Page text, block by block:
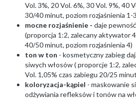
Vol. 3%, 20 Vol. 6%, 30 Vol. 9%, 40
30/40 minut, poziom rozjaśnienia 1-
mocne rozjaśnienie - daje
(proporcja 1:2, zalecany aktywator
40/50 minut, poziom rozjaśnienia 4)
ton w ton - kosmetyczny zabieg
siwych włosów ( proporcje 1:2,
Vol. 1,05% czas zabiegu 20/25
koloryzacja-kąpiel - maskowanie
odżywiania refleksów i tonów na